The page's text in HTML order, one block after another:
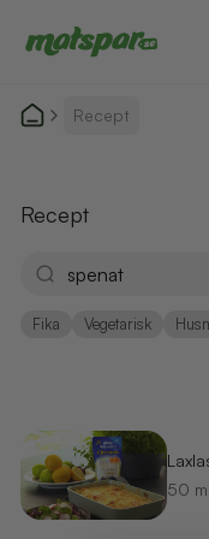
Recept
Recept
Fika Vegetarisk
50